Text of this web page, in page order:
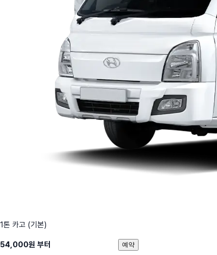
1톤 카고 (기본)
54,000원 부터 예약